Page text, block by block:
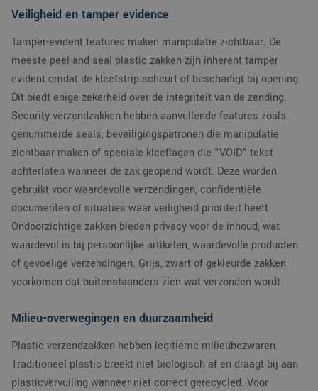
Veiligheid en tamper evidence
Tamper-evident features maken manipulatie zichtbaar. De
meeste peel-and-seal plastic zakken zijn inherent tamper-
evident omdat de kleefstrip scheurt of beschadigt bij opening.
Dit biedt enige zekerheid over de integriteit van de zending.
Security verzendzakken hebben aanvullende features zoals
genummerde seals, beveiligingspatronen die manipulatie
zichtbaar maken of speciale kleeflagen die "VOID" tekst
achterlaten wanneer de zak geopend wordt. Deze worden
gebruikt voor waardevolle verzendingen, confidentiële
documenten of situaties waar veiligheid prioriteit heeft.
Ondoorzichtige zakken bieden privacy voor de inhoud, wat
waardevol is bij persoonlijke artikelen, waardevolle producten
of gevoelige verzendingen. Grijs, zwart of gekleurde zakken
voorkomen dat buitenstaanders zien wat verzonden wordt.
Milieu-overwegingen en duurzaamheid
Plastic verzendzakken hebben legitieme milieubezwaren.
Traditioneel plastic breekt niet biologisch af en draagt bij aan
plasticvervuiling wanneer niet correct gerecycled. Voor